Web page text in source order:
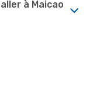
à Maicao